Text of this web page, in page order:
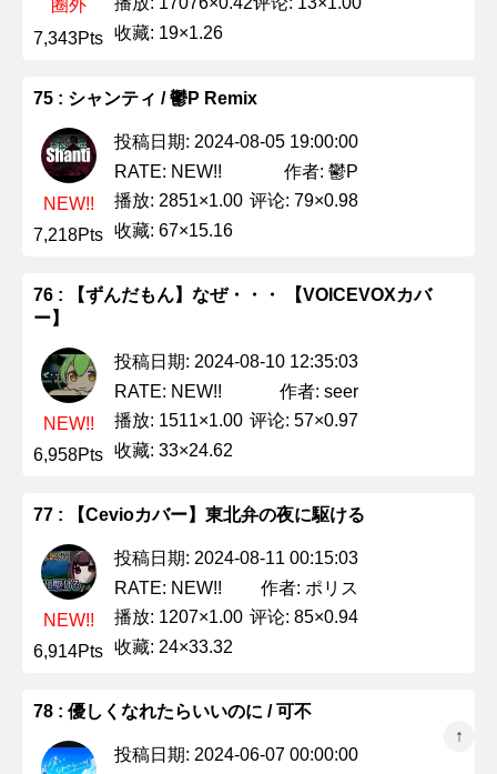
圈外
7,343Pts 收藏: 19×1.26
75 : シャンティ / 鬱P Remix
NEW!!
7,218Pts
投稿日期: 2024-08-05 19:00:00
RATE: NEW!!
作者: 鬱P
播放: 2851×1.00 评论: 79×0.98
收藏: 67×15.16
76 : 【ずんだもん】なぜ・・・ 【VOICEVOXカバ
ー】
NEW!!
6,958Pts
投稿日期: 2024-08-10 12:35:03
RATE: NEW!!
作者: seer
播放: 1511×1.00 评论: 57×0.97
收藏: 33×24.62
77 : 【Cevioカバー】東北弁の夜に駆ける
NEW!!
6,914Pts
投稿日期: 2024-08-11 00:15:03
RATE: NEW!!
作者: ポリス
播放: 1207×1.00 评论: 85×0.94
收藏: 24×33.32
78 : 優しくなれたらいいのに / 可不
投稿日期: 2024-06-07 00:00:00
↑